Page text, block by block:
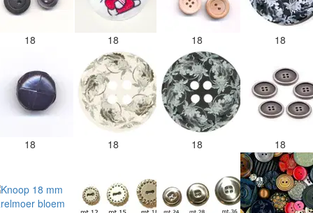
18 18 18 18
18 18 18 18